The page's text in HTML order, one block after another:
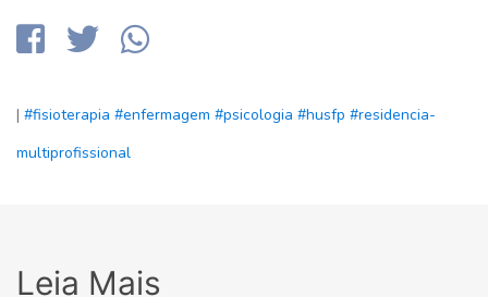
| #fisioterapia #enfermagem #psicologia #husfp #residencia-
multiprofissional
Leia Mais